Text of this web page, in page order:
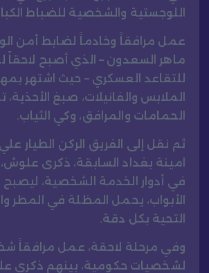
اللوجستية والشخصية للضباط
عمل مرافقاً وخادماً لضابط أمن
ماهر السعدون – الذي أصبح لاحقاً
للتقاعد العسكري – حيث اشتهر
الملابس والفانيلات، صبغ
الحمامات والمرافق، وكي الثياب.
ثم نقل إلى الفريق الركن الطيار
امينة بغداد السابقة، ذكرى
في أدوار الخدمة الشخصية، ليصبح
الأبواب، يحمل المظلة في المطر
التحية بكل دقة.
وفي مرحلة لاحقة، عمل مرافقاً
لشخصيات حكومية، بينهم ذكرى